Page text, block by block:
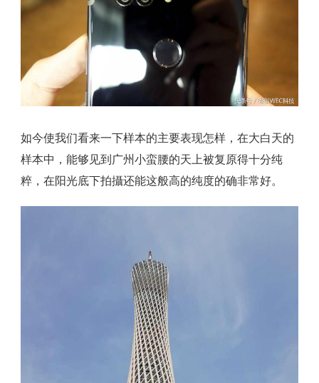
如今使我们看来一下样本的主要表现怎样，在大白天的
样本中，能够见到广州小蛮腰的天上被复原得十分纯
粹，在阳光底下拍攝还能这般高的纯度的确非常好。